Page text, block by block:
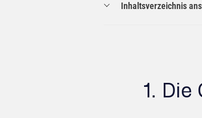
Inhaltsverzeichnis
1. Die